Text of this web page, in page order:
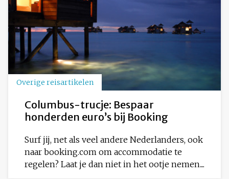
Overige reisartikelen
Columbus-trucje: Bespaar
honderden euro’s bij Booking
Surf jij, net als veel andere Nederlanders, ook
naar booking.com om accommodatie te
regelen? Laat je dan niet in het ootje nemen....